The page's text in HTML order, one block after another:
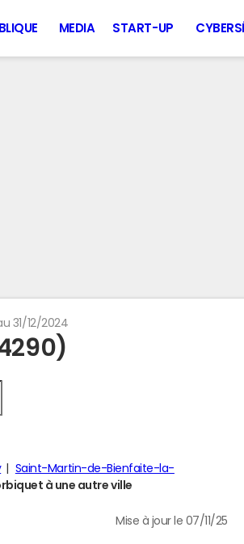
MEDIA START-UP
31/12/2024
Saint-Martin-de-Bienfaite-la-
à une autre ville
Mise à jour le 07/11/25